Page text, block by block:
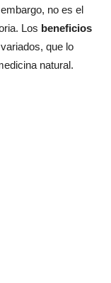
no es el
Los beneficios
que lo
natural.